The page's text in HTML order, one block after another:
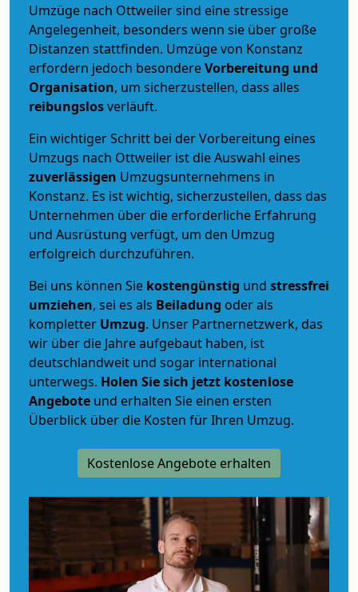
Umzüge nach Ottweiler sind eine stressige
Angelegenheit, besonders wenn sie über große
Distanzen stattfinden. Umzüge von Konstanz
erfordern jedoch besondereVorbereitung und
Organisation, um sicherzustellen, dass alles
reibungslosverläuft.
Ein wichtiger Schritt bei der Vorbereitung eines
Umzugs nach Ottweiler ist die Auswahl eines
zuverlässigen Umzugsunternehmens in
Konstanz. Es ist wichtig, sicherzustellen, dass das
Unternehmen über die erforderliche Erfahrung
und Ausrüstung verfügt, um den Umzug
erfolgreich durchzuführen.
Bei uns können Sie kostengünstig und stressfrei
umziehen, sei es als Beiladung oder als
kompletter Umzug. Unser Partnernetzwerk, das
wir über die Jahre aufgebaut haben, ist
deutschlandweit und sogar international
unterwegs. Holen Sie sich jetzt kostenlose
Angebote und erhalten Sie einen ersten
Überblick über die Kosten für Ihren Umzug.
Kostenlose Angebote erhalten